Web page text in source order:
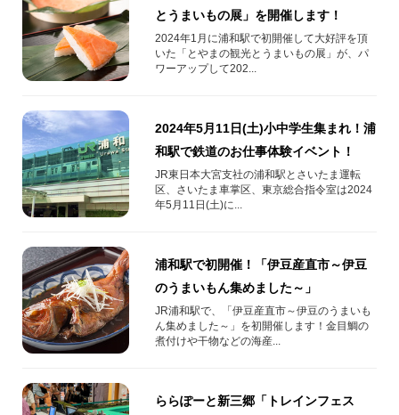
とうまいもの展」を開催します！
2024年1月に浦和駅で初開催して大好評を頂
いた「とやまの観光とうまいもの展」が、パ
ワーアップして202...
2024年5月11日(土)小中学生集まれ！浦
和駅で鉄道のお仕事体験イベント！
JR東日本大宮支社の浦和駅とさいたま運転
区、さいたま車掌区、東京総合指令室は2024
年5月11日(土)に...
浦和駅で初開催！「伊豆産直市～伊豆
のうまいもん集めました～」
JR浦和駅で、「伊豆産直市～伊豆のうまいも
ん集めました～」を初開催します！金目鯛の
煮付けや干物などの海産...
ららぽーと新三郷「トレインフェス